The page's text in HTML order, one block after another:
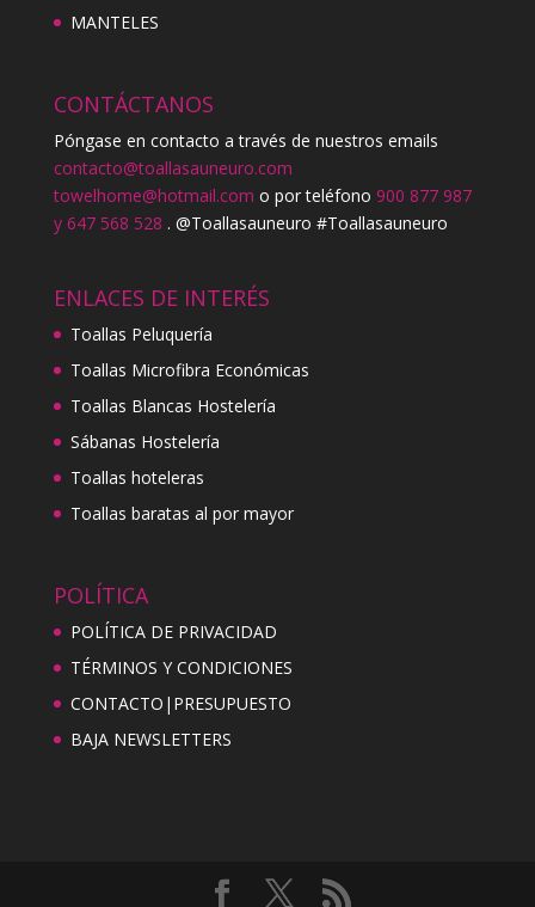
MANTELES
CONTÁCTANOS
Póngase en contacto a través de nuestros emails
contacto@toallasauneuro.com
towelhome@hotmail.com o por teléfono 900 877 987
y 647 568 528 . @Toallasauneuro #Toallasauneuro
ENLACES DE INTERÉS
Toallas Peluquería
Toallas Microfibra Económicas
Toallas Blancas Hostelería
Sábanas Hostelería
Toallas hoteleras
Toallas baratas al por mayor
POLÍTICA
POLÍTICA DE PRIVACIDAD
TÉRMINOS Y CONDICIONES
CONTACTO|PRESUPUESTO
BAJA NEWSLETTERS